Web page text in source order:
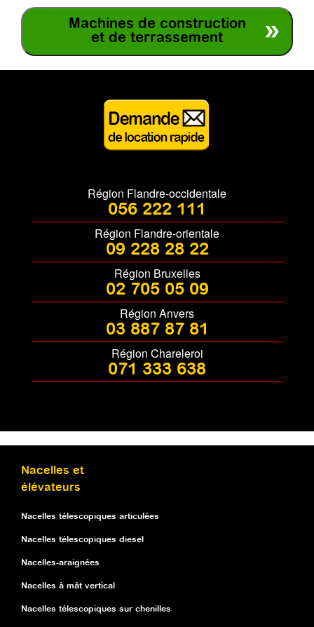
Machines de construction
et de terrassement
Région Flandre-occidentale
056 222 111
Région Flandre-orientale
09 228 28 22
Région Bruxelles
02 705 05 09
Région Anvers
03 887 87 81
Région Chareleroi
071 333 638
Nacelles et
élévateurs
Nacelles télescopiques articulées
Nacelles télescopiques diesel
Nacelles-araignées
Nacelles à mât vertical
Nacelles télescopiques sur chenilles